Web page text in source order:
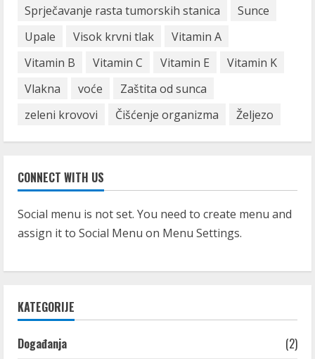
Sprječavanje rasta tumorskih stanica
Sunce
Upale
Visok krvni tlak
Vitamin A
Vitamin B
Vitamin C Vitamin E
Vitamin K
Vlakna
voće
Zaštita od sunca
zeleni krovovi
Čišćenje organizma Željezo
CONNECT WITH US
Social menu is not set. You need to create menu and
assign it to Social Menu on Menu Settings.
KATEGORIJE
Događanja
(2)